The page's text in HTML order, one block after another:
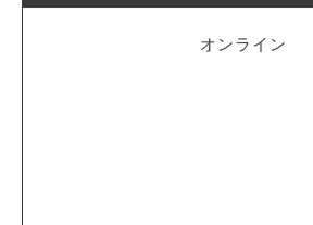
オンライン